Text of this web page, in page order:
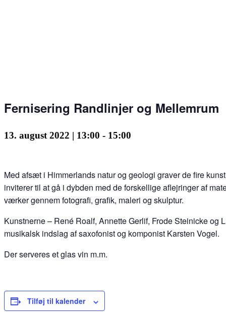
Fernisering Randlinjer og Mellemrum
13. august 2022 | 13:00 - 15:00
Med afsæt i Himmerlands natur og geologi graver de fire
inviterer til at gå i dybden med de forskellige aflejringer af
værker gennem fotografi, grafik, maleri og skulptur.
Kunstnerne – René Roalf, Annette Gerlif, Frode Steinicke
musikalsk indslag af saxofonist og komponist Karsten Vogel.
Der serveres et glas vin m.m.
Tilføj til kalender